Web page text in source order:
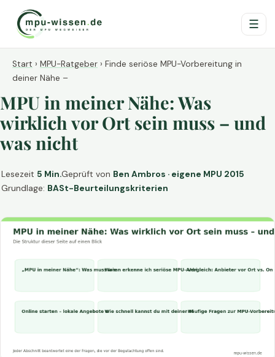
☰
Start › MPU-Ratgeber › Finde seriöse MPU-Vorbereitung in
deiner Nähe –
MPU in meiner Nähe: Was
wirklich vor Ort sein muss – und
was nicht
Lesezeit 5 Min.Geprüft von Ben Ambros · eigene MPU 2015
Grundlage: BASt-Beurteilungskriterien